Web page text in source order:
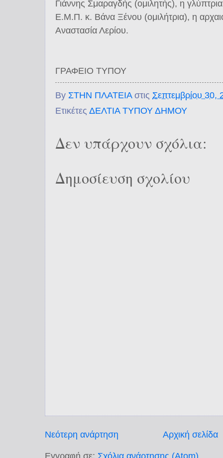
Γιάννης Σμαραγδής (ομιλητής), η
Ε.Μ.Π. κ. Βάνα Ξένου (ομιλήτρια), η
Αναστασία Λερίου.
ΓΡΑΦΕΙΟ ΤΥΠΟΥ
By ΣΤΗΝ ΠΛΑΤΕΙΑ στις Σεπτεμβρίου 30,
Ετικέτες ΔΕΛΤΙΑ ΤΥΠΟΥ ΔΗΜΟΥ
Δεν υπάρχουν σχόλια:
Δημοσίευση σχολίου
Νεότερη ανάρτηση Αρχική σελίδα